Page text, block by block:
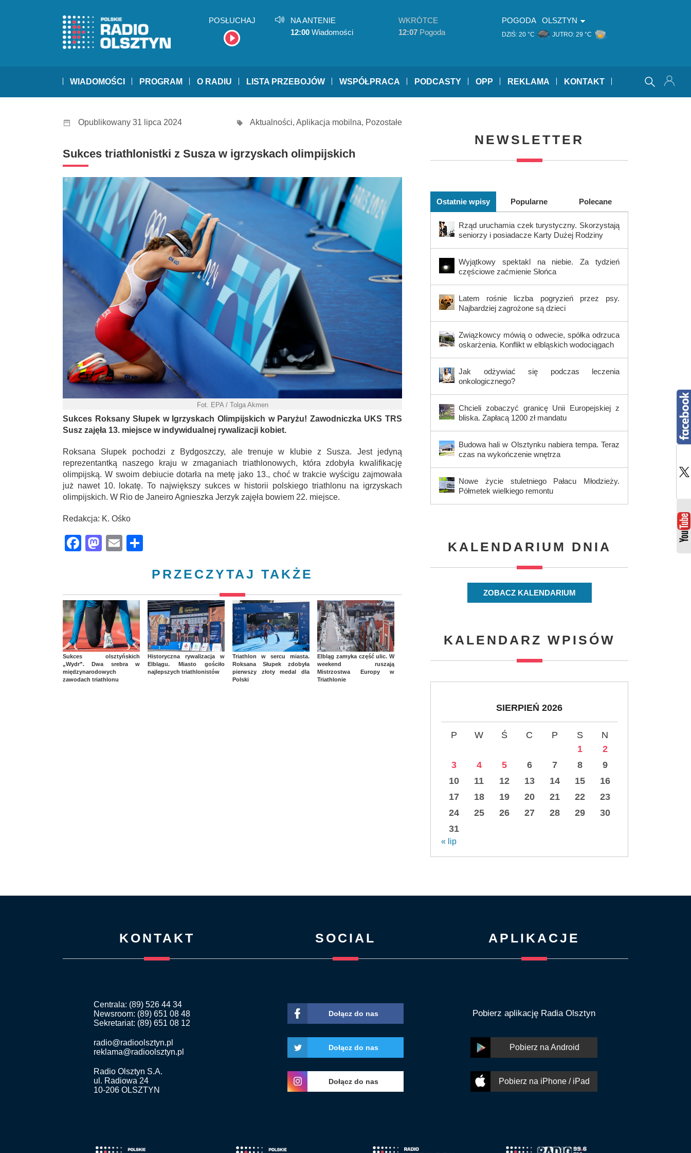
POSŁUCHAJ
NA ANTENIE
12:00 Wiadomości
WKRÓTCE
12:07 Pogoda
POGODA OLSZTYN
DZIŚ: 20 °C JUTRO: 29 °C
WIADOMOŚCI PROGRAM O RADIU LISTA PRZEBOJÓW WSPÓŁPRACA PODCASTY OPP REKLAMA KONTAKT
Opublikowany 31 lipca 2024 Aktualności, Aplikacja mobilna, Pozostałe
Sukces triathlonistki z Susza w igrzyskach olimpijskich
Fot. EPA / Tolga Akmen
Sukces Roksany Słupek w Igrzyskach Olimpijskich w Paryżu! Zawodniczka UKS TRS
Susz zajęła 13. miejsce w indywidualnej rywalizacji kobiet.
Roksana Słupek pochodzi z Bydgoszczy, ale trenuje w klubie z Susza. Jest jedyną
reprezentantką naszego kraju w zmaganiach triathlonowych, która zdobyła kwalifikację
olimpijską. W swoim debiucie dotarła na metę jako 13., choć w trakcie wyścigu zajmowała
już nawet 10. lokatę. To największy sukces w historii polskiego triathlonu na igrzyskach
olimpijskich. W Rio de Janeiro Agnieszka Jerzyk zajęła bowiem 22. miejsce.
Redakcja: K. Ośko
Facebook
Mastodon
Email
PRZECZYTAJ TAKŻE
Sukces olsztyńskich
„Wydr”. Dwa srebra w
międzynarodowych
zawodach triathlonu
Historyczna rywalizacja w
Elblągu. Miasto gościło
najlepszych triathlonistów
Triathlon w sercu miasta.
Roksana Słupek zdobyła
pierwszy złoty medal dla
Polski
Elbląg zamyka część ulic. W
weekend ruszają
Mistrzostwa Europy w
Triathlonie
NEWSLETTER
Ostatnie wpisy Popularne Polecane
Rząd uruchamia czek turystyczny. Skorzystają
seniorzy i posiadacze Karty Dużej Rodziny
Wyjątkowy spektakl na niebie. Za tydzień
częściowe zaćmienie Słońca
Latem rośnie liczba pogryzień przez psy.
Najbardziej zagrożone są dzieci
Związkowcy mówią o odwecie, spółka odrzuca
oskarżenia. Konflikt w elbląskich wodociągach
Jak odżywiać się podczas leczenia
onkologicznego?
Chcieli zobaczyć granicę Unii Europejskiej z
bliska. Zapłacą 1200 zł mandatu
Budowa hali w Olsztynku nabiera tempa. Teraz
czas na wykończenie wnętrza
Nowe życie stuletniego Pałacu Młodzieży.
Półmetek wielkiego remontu
KALENDARIUM DNIA
ZOBACZ KALENDARIUM
KALENDARZ WPISÓW
SIERPIEŃ 2026
P W Ś C P S
N
1
2
3
4 5 6 7 8
9
10
11 12 13 14 15
16
17
18 19 20 21 22
23
24
25 26 27 28 29
30
31
« lip
KONTAKT
Centrala: (89) 526 44 34
Newsroom: (89) 651 08 48
Sekretariat: (89) 651 08 12
radio@radioolsztyn.pl
reklama@radioolsztyn.pl
Radio Olsztyn S.A.
ul. Radiowa 24
10-206 OLSZTYN
SOCIAL
Dołącz do nas
Dołącz do nas
Dołącz do nas
APLIKACJE
Pobierz aplikację Radia Olsztyn
Pobierz na Android
Pobierz na iPhone / iPad